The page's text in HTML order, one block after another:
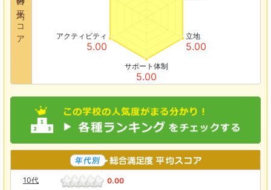
各項目の平均スコア 立地
5.00
サポート体制
5.00
アクティビティ
5.00
10代
0.00